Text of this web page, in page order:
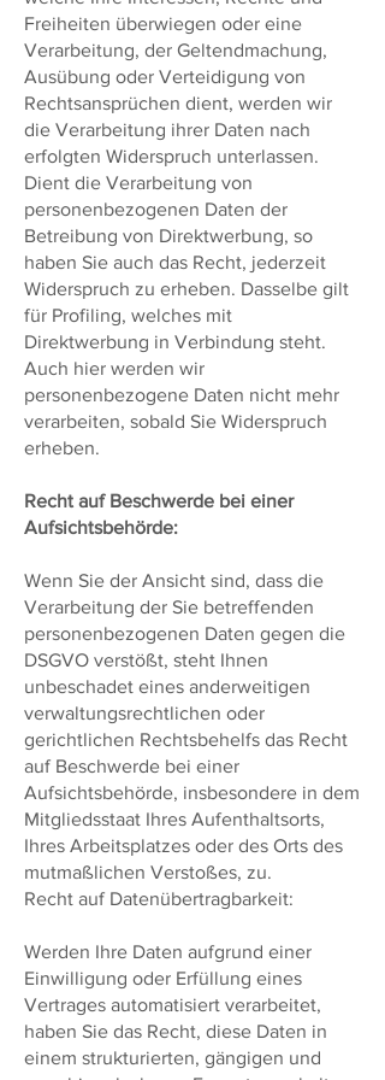
Freiheiten überwiegen oder eine
Verarbeitung, der Geltendmachung,
Ausübung oder Verteidigung von
Rechtsansprüchen dient, werden wir
die Verarbeitung ihrer Daten nach
erfolgten Widerspruch unterlassen.
Dient die Verarbeitung von
personenbezogenen Daten der
Betreibung von Direktwerbung, so
haben Sie auch das Recht, jederzeit
Widerspruch zu erheben. Dasselbe gilt
für Profiling, welches mit
Direktwerbung in Verbindung steht.
Auch hier werden wir
personenbezogene Daten nicht mehr
verarbeiten, sobald Sie Widerspruch
erheben.
Recht auf Beschwerde bei einer
Aufsichtsbehörde:
Wenn Sie der Ansicht sind, dass die
Verarbeitung der Sie betreffenden
personenbezogenen Daten gegen die
DSGVO verstößt, steht Ihnen
unbeschadet eines anderweitigen
verwaltungsrechtlichen oder
gerichtlichen Rechtsbehelfs das Recht
auf Beschwerde bei einer
Aufsichtsbehörde, insbesondere in dem
Mitgliedsstaat Ihres Aufenthaltsorts,
Ihres Arbeitsplatzes oder des Orts des
mutmaßlichen Verstoßes, zu.
Recht auf Datenübertragbarkeit:
Werden Ihre Daten aufgrund einer
Einwilligung oder Erfüllung eines
Vertrages automatisiert verarbeitet,
haben Sie das Recht, diese Daten in
einem strukturierten, gängigen und